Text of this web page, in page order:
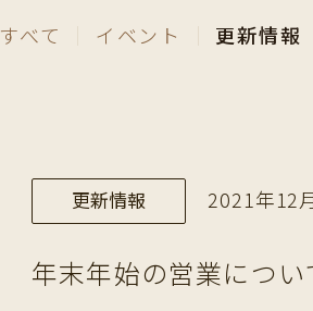
すべて イベント 更新情報
更新情報 2021年12
年末年始の営業につい